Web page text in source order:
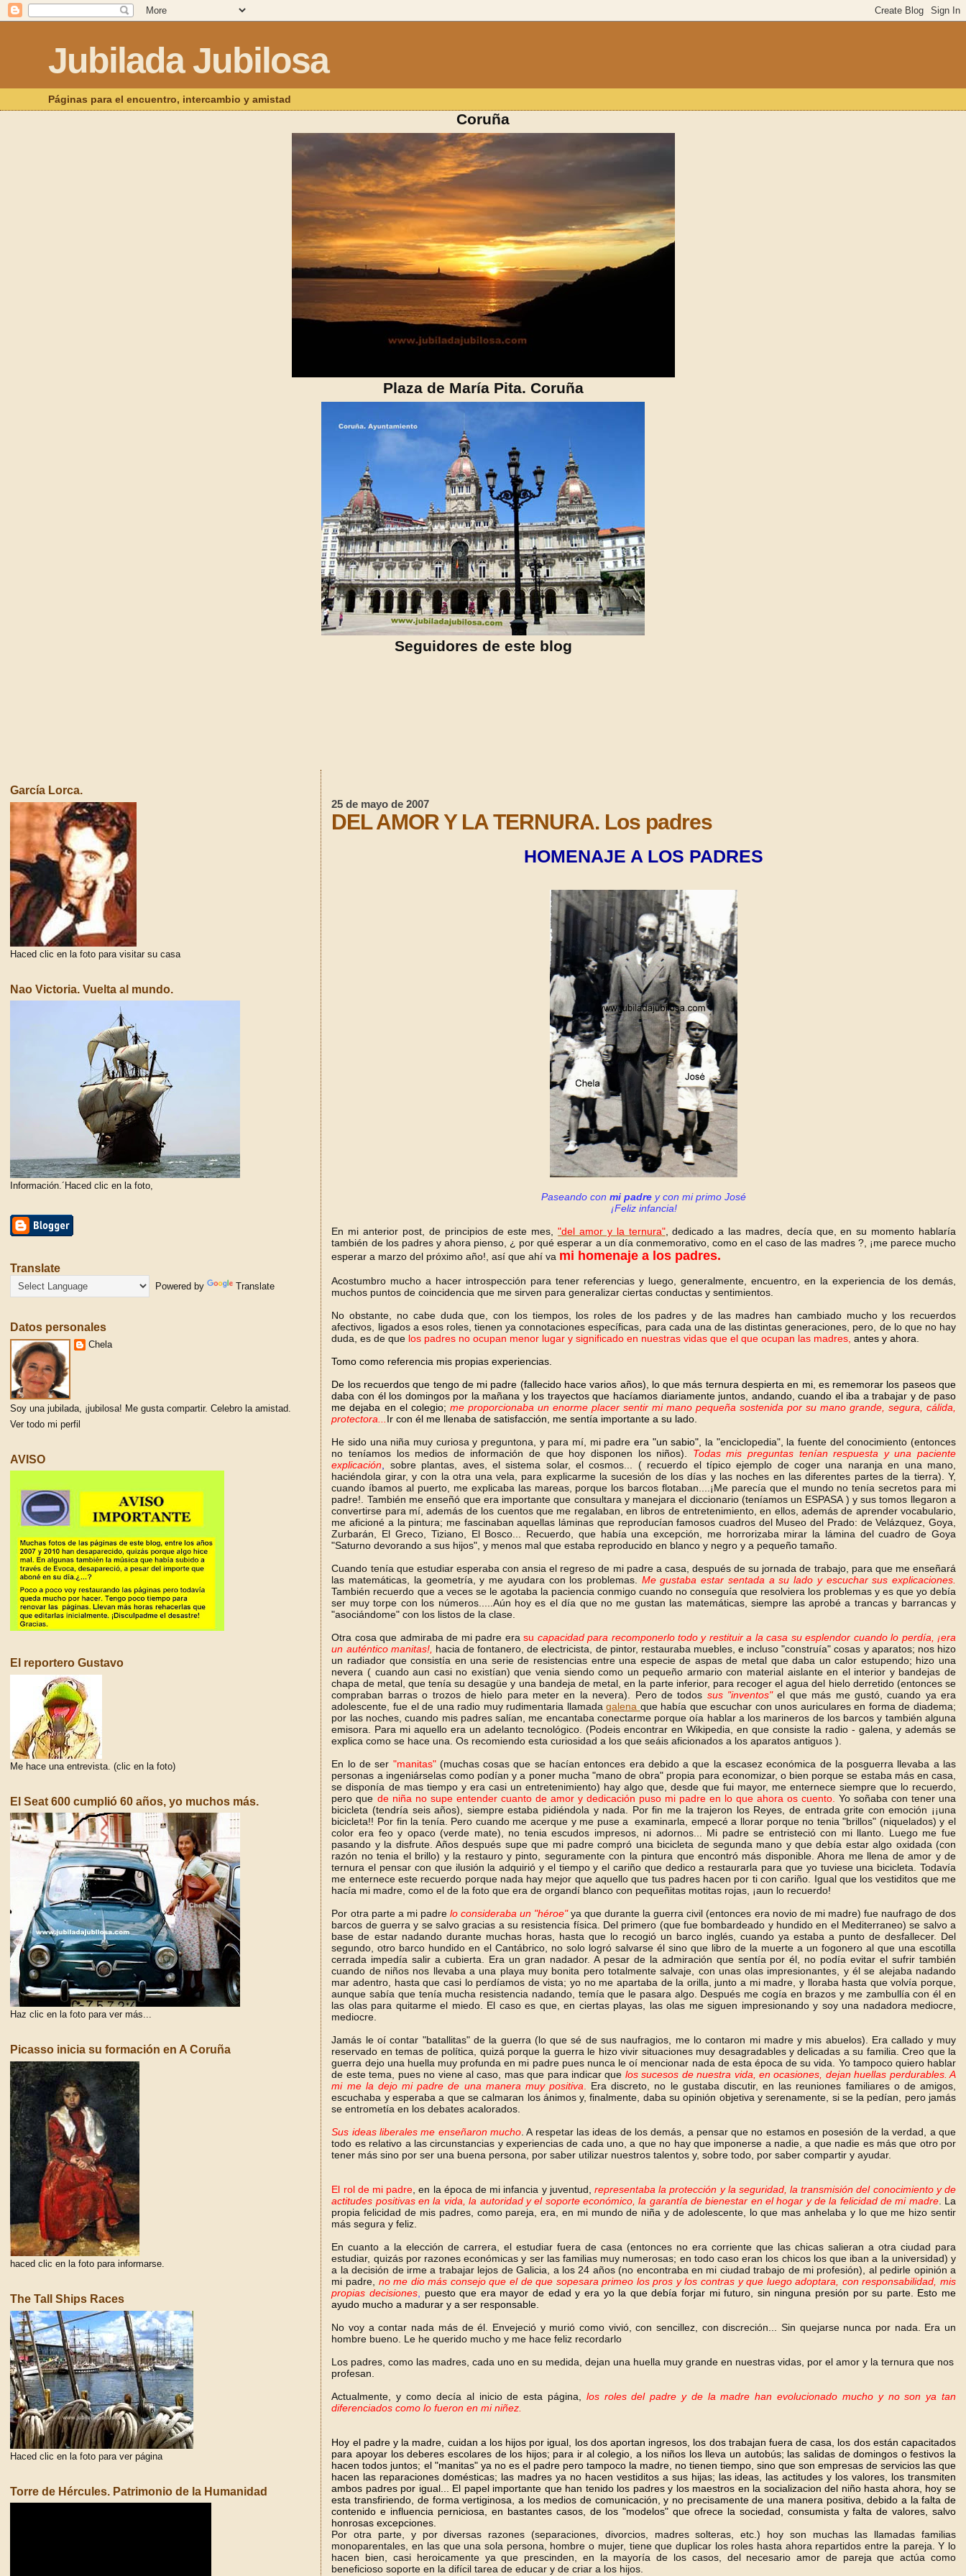
Jubilada Jubilosa
Páginas para el encuentro, intercambio y amistad
Coruña
Plaza de María Pita. Coruña
Seguidores de este blog
25 de mayo de 2007
DEL AMOR Y LA TERNURA. Los padres
HOMENAJE A LOS PADRES
Paseando conmi padre y con mi primo José
¡Feliz infancia!
En mi anterior post, de principios de este mes,"del amor y la ternura", dedicado a las madres, decía que, en su momento hablaría
también de los padres y ahora pienso, ¿ por qué esperar a un día conmemorativo, como en el caso de las madres ?, ¡me parece mucho
esperar a marzo del próximo año!, así que ahí va mi homenaje a los padres.
Acostumbro mucho a hacer introspección para tener referencias y luego, generalmente, encuentro, en la experiencia de los demás,
muchos puntos de coincidencia que me sirven para generalizar ciertas conductas y sentimientos.
No obstante, no cabe duda que, con los tiempos, los roles de los padres y de las madres han cambiado mucho y los recuerdos
afectivos, ligados a esos roles, tienen ya connotaciones específicas, para cada una de las distintas generaciones, pero, de lo que no hay
duda, es de que los padres no ocupan menor lugar y significado en nuestras vidas que el que ocupan las madres,antes y ahora.
Tomo como referencia mis propias experiencias.
De los recuerdos que tengo de mi padre (fallecido hace varios años), lo que más ternura despierta en mi, es rememorar los paseos que
daba con él los domingos por la mañana y los trayectos que hacíamos diariamente juntos, andando, cuando el iba a trabajar y de paso
me dejaba en el colegio; me proporcionaba un enorme placer sentir mi mano pequeña sostenida por su mano grande, segura, cálida,
protectora... Ir con él me llenaba de satisfacción, me sentía importante a su lado.
He sido una niña muy curiosa y preguntona, y para mí, mi padreera "un sabio",
la "enciclopedia", la fuente del conocimiento (entonces
no teníamos los medios de información de que hoy disponen los niños). Todas mis preguntas tenían respuesta y una paciente
explicación
sobre plantas, aves, el sistema solar, el cosmos... ( recuerdo el típico ejemplo de coger una naranja en una mano,
haciéndola girar, y con la otra una vela, para explicarme la sucesión de los días y las noches en las diferentes partes de la tierra). Y,
cuando íbamos al puerto, me explicaba las mareas, porque los barcos flotaban....¡Me parecía que el mundo no tenía secretos para mi
padre!. También me enseñó que era importante que consultara y manejara el diccionario (teníamos un ESPASA ) y sus tomos llegaron a
convertirse para mí, además de los cuentos que me regalaban, en libros de entretenimiento, en ellos, además de aprender vocabulario,
me aficioné a la pintura; me fascinaban aquellas láminas que reproducían famosos cuadros del Museo del Prado: de Velázquez, Goya,
Zurbarán, El Greco, Tiziano, El Bosco... Recuerdo, que había una excepción, me horrorizaba mirar la lámina del cuadro de Goya
"Saturno devorando a sus hijos", y menos mal que estaba reproducido en blanco y negro y a pequeño tamaño.
Cuando tenía que estudiar esperaba con ansia el regreso de mi padre a casa, después de su jornada de trabajo, para que me enseñará
las matemáticas, la geometría, y me ayudara con los problemas. Me gustaba estar sentada a su lado y escuchar sus explicaciones.
También recuerdo que a veces se le agotaba la paciencia conmigo cuando no conseguía que resolviera los problemas y es que yo debía
ser muy torpe con los números.....Aún hoy es el día que no me gustan las matemáticas, siempre las aprobé a trancas y barrancas y
"asociándome" con los listos de la clase.
Otra cosa que admiraba de mi padre erasu capacidad para recomponerlo todo y restituir a la casa su esplendor cuando lo perdía, ¡era
un auténtico manitas!, hacia de fontanero, de electricista, de pintor, restauraba muebles, e incluso "construía" cosas y aparatos; nos hizo
un radiador que consistía en una serie de resistencias entre una especie de aspas de metal que daba un calor estupendo; hizo una
nevera ( cuando aun casi no existían) que venia siendo como un pequeño armario con material aislante en el interior y bandejas de
chapa de metal, que tenía su desagüe y una bandeja de metal, en la parte inferior, para recoger el agua del hielo derretido (entonces se
compraban barras o trozos de hielo para meter en la nevera). Pero de todos sus "inventos"el que más me gustó, cuando ya era
adolescente, fue el de una radio muy rudimentaria llamadagalena que había que escuchar con unos auriculares en forma de diadema;
por las noches, cuando mis padres salían, me encantaba conectarme porque oía hablar a los marineros de los barcos y también alguna
emisora. Para mi aquello era un adelanto tecnológico. (Podeis encontrar en Wikipedia, en que consiste la radio - galena, y además se
explica como se hace una. Os recomiendo esta curiosidad a los que seáis aficionados a los aparatos antiguos ).
En lo de ser "manitas"(muchas cosas que se hacían entonces era debido a que la escasez económica de la posguerra llevaba a las
personas a ingeniárselas como podían y a poner mucha "mano de obra" propia para economizar, o bien porque se estaba más en casa,
se disponía de mas tiempo y era casi un entretenimiento) hay algo que, desde que fui mayor, me enternece siempre que lo recuerdo,
pero que de niña no supe entender cuanto de amor y dedicación puso mi padre en lo que ahora os cuento. Yo soñaba con tener una
bicicleta (tendría seis años), siempre estaba pidiéndola y nada. Por fin me la trajeron los Reyes, de entrada grite con emoción ¡¡una
bicicleta!! Por fin la tenía. Pero cuando me acerque y me puse a examinarla, empecé a llorar porque no tenia "brillos" (niquelados) y el
color era feo y opaco (verde mate), no tenia escudos impresos, ni adornos... Mi padre se entristeció con mi llanto. Luego me fue
pasando y la disfrute. Años después supe que mi padre compró una bicicleta de segunda mano y que debía estar algo oxidada (con
razón no tenia el brillo) y la restauro y pinto, seguramente con la pintura que encontró más disponible. Ahora me llena de amor y de
ternura el pensar con que ilusión la adquirió y el tiempo y el cariño que dedico a restaurarla para que yo tuviese una bicicleta. Todavía
me enternece este recuerdo porque nada hay mejor que aquello que tus padres hacen por ti con cariño. Igual que los vestiditos que me
hacía mi madre, como el de la foto que era de organdí blanco con pequeñitas motitas rojas, ¡aun lo recuerdo!
Por otra parte a mi padre lo consideraba un "héroe"ya que durante la guerra civil (entonces era novio de mi madre) fue naufrago de dos
barcos de guerra y se salvo gracias a su resistencia física. Del primero (que fue bombardeado y hundido en el Mediterraneo) se salvo a
base de estar nadando durante muchas horas, hasta que lo recogió un barco inglés, cuando ya estaba a punto de desfallecer. Del
segundo, otro barco hundido en el Cantábrico, no solo logró salvarse él sino que libro de la muerte a un fogonero al que una escotilla
cerrada impedía salir a cubierta. Era un gran nadador. A pesar de la admiración que sentía por él, no podía evitar el sufrir también
cuando de niños nos llevaba a una playa muy bonita pero totalmente salvaje, con unas olas impresionantes, y él se alejaba nadando
mar adentro, hasta que casi lo perdíamos de vista; yo no me apartaba de la orilla, junto a mi madre, y lloraba hasta que volvía porque,
aunque sabía que tenía mucha resistencia nadando, temía que le pasara algo. Después me cogía en brazos y me zambullía con él en
las olas para quitarme el miedo. El caso es que, en ciertas playas, las olas me siguen impresionando y soy una nadadora mediocre,
mediocre.
Jamás le oí contar "batallitas" de la guerra (lo que sé de sus naufragios, me lo contaron mi madre y mis abuelos). Era callado y muy
reservado en temas de política, quizá porque la guerra le hizo vivir situaciones muy desagradables y delicadas a su familia. Creo que la
guerra dejo una huella muy profunda en mi padre pues nunca le oí mencionar nada de esta época de su vida. Yo tampoco quiero hablar
de este tema, pues no viene al caso, mas que para indicar que los sucesos de nuestra vida, en ocasiones, dejan huellas perdurables. A
mi me la dejo mi padre de una manera muy positiva
Era discreto, no le gustaba discutir, en las reuniones familiares o de amigos,
escuchaba y esperaba a que se calmaran los ánimos y, finalmente, daba su opinión objetiva y serenamente, si se la pedían, pero jamás
se entrometía en los debates acalorados.
Sus ideas liberales me enseñaron mucho . A respetar las ideas de los demás, a pensar que no estamos en posesión de la verdad, a que
todo es relativo a las circunstancias y experiencias de cada uno, a que no hay que imponerse a nadie, a que nadie es más que otro por
tener más sino por ser una buena persona, por saber utilizar nuestros talentos y, sobre todo, por saber compartir y ayudar.
El rol de mi padre , en la época de mi infancia y juventud, representaba la protección y la seguridad, la transmisión del conocimiento y de
actitudes positivas en la vida, la autoridad y el soporte económico, la garantía de bienestar en el hogar y de la felicidad de mi madre. La
propia felicidad de mis padres, como pareja, era, en mi mundo de niña y de adolescente, lo que mas anhelaba y lo que me hizo sentir
más segura y feliz.
En cuanto a la elección de carrera, el estudiar fuera de casa (entonces no era corriente que las chicas salieran a otra ciudad para
estudiar, quizás por razones económicas y ser las familias muy numerosas; en todo caso eran los chicos los que iban a la universidad) y
a la decisión de irme a trabajar lejos de Galicia, a los 24 años (no encontraba en mi ciudad trabajo de mi profesión), al pedirle opinión a
mi padre, no me dio más consejo que el de que sopesara primeo los pros y los contras y que luego adoptara, con responsabilidad, mis
propias decisiones
puesto que era mayor de edad y era yo la que debía forjar mi futuro, sin ninguna presión por su parte. Esto me
ayudo mucho a madurar y a ser responsable.
No voy a contar nada más de él. Envejeció y murió como vivió, con sencillez, con discreción... Sin quejarse nunca por nada. Era un
hombre bueno. Le he querido mucho y me hace feliz recordarlo
Los padres, como las madres, cada uno en su medida, dejan una huella muy grande en nuestras vidas, por el amor y la ternura que nos
profesan.
Actualmente, y como decía al inicio de esta página, los roles del padre y de la madre han evolucionado mucho y no son ya tan
diferenciados como lo fueron en mi niñez.
Hoy el padre y la madre, cuidan a los hijos por igual, los dos aportan ingresos, los dos trabajan fuera de casa, los dos están capacitados
para apoyar los deberes escolares de los hijos; para ir al colegio, a los niños los lleva un autobús; las salidas de domingos o festivos la
hacen todos juntos; el "manitas" ya no es el padre pero tampoco la madre, no tienen tiempo, sino que son empresas de servicios las que
hacen las reparaciones domésticas; las madres ya no hacen vestiditos a sus hijas; las ideas, las actitudes y los valores, los transmiten
ambos padres por igual... El papel importante que han tenido los padres y los maestros en la socializacion del niño hasta ahora, hoy se
esta transfiriendo, de forma vertiginosa, a los medios de comunicación, y no precisamente de una manera positiva, debido a la falta de
contenido e influencia perniciosa, en bastantes casos, de los "modelos" que ofrece la sociedad, consumista y falta de valores, salvo
honrosas excepciones.
Por otra parte, y por diversas razones (separaciones, divorcios, madres solteras, etc.) hoy son muchas las llamadas familias
monoparentales, en las que una sola persona, hombre o mujer, tiene que duplicar los roles hasta ahora repartidos entre la pareja. Y lo
hacen bien, casi heroicamente ya que prescinden, en la mayoría de los casos, del necesario amor de pareja que actúa como
beneficioso soporte en la difícil tarea de educar y de criar a los hijos.
García Lorca.
Haced clic en la foto para visitar su casa
Nao Victoria. Vuelta al mundo.
Información.´Haced clic en la foto,
Translate
Powered by Translate
Datos personales
Chela
Soy una jubilada, ¡jubilosa! Me gusta compartir. Celebro la amistad.
Ver todo mi perfil
AVISO
El reportero Gustavo
Me hace una entrevista. (clic en la foto)
El Seat 600 cumplió 60 años, yo muchos más.
Haz clic en la foto para ver más...
Picasso inicia su formación en A Coruña
haced clic en la foto para informarse.
The Tall Ships Races
Haced clic en la foto para ver página
Torre de Hércules. Patrimonio de la Humanidad